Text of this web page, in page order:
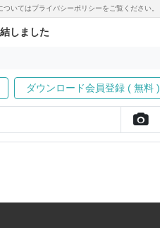
いてはプライバシーポリシーをご覧ください。
しました
ダウンロード会員登録 ( 無料 )